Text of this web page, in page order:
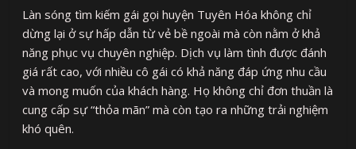
Làn sóng tìm kiếm gái gọi huyện Tuyên Hóa không chỉ
dừng lại ở sự hấp dẫn từ vẻ bề ngoài mà còn nằm ở khả
năng phục vụ chuyên nghiệp. Dịch vụ làm tình được đánh
giá rất cao, với nhiều cô gái có khả năng đáp ứng nhu cầu
và mong muốn của khách hàng. Họ không chỉ đơn thuần là
cung cấp sự “thỏa mãn” mà còn tạo ra những trải nghiệm
khó quên.